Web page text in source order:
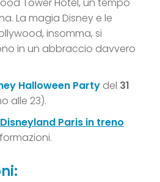
Tower Hotel, un tempo
La magia Disney e le
insomma, si
in un abbraccio davvero
Halloween Party del 31
alle 23).
Paris in treno